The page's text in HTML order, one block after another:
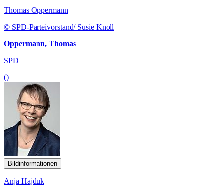
Thomas Oppermann
© SPD-Parteivorstand/ Susie Knoll
Oppermann, Thomas
SPD
()
Bildinformationen
Anja Hajduk